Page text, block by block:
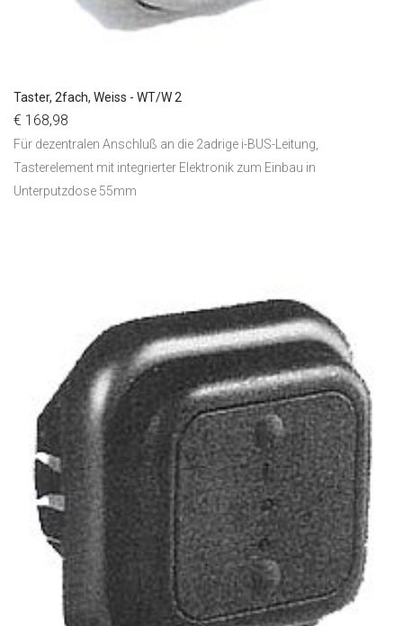
Taster, 2fach, Weiss - WT/W 2
€ 168,98
Für dezentralen Anschluß an die 2adrige i-BUS-Leitung,
Tasterelement mit integrierter Elektronik zum Einbau in
Unterputzdose 55mm